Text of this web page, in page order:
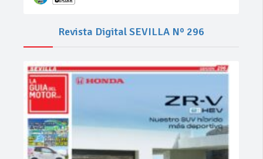
Revista Digital SEVILLA Nº 296